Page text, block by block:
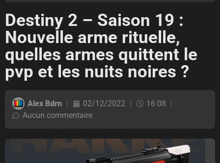
Destiny 2 – Saison 19 :
Nouvelle arme rituelle,
quelles armes quittent le
pvp et les nuits noires ?
Alex Bdrn 02/12/2022
16:08
Aucun commentaire